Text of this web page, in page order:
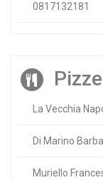
0817132181
La Vecchia
Di Marino
Muriello